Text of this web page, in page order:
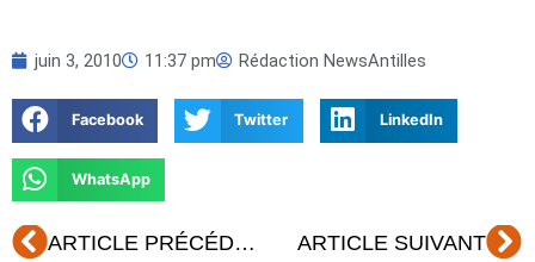
juin 3, 2010 11:37 pm Rédaction NewsAntilles
Facebook Twitter LinkedIn
WhatsApp
Précédent ARTICLE PRÉCÉDENT ARTICLE SUIVANT